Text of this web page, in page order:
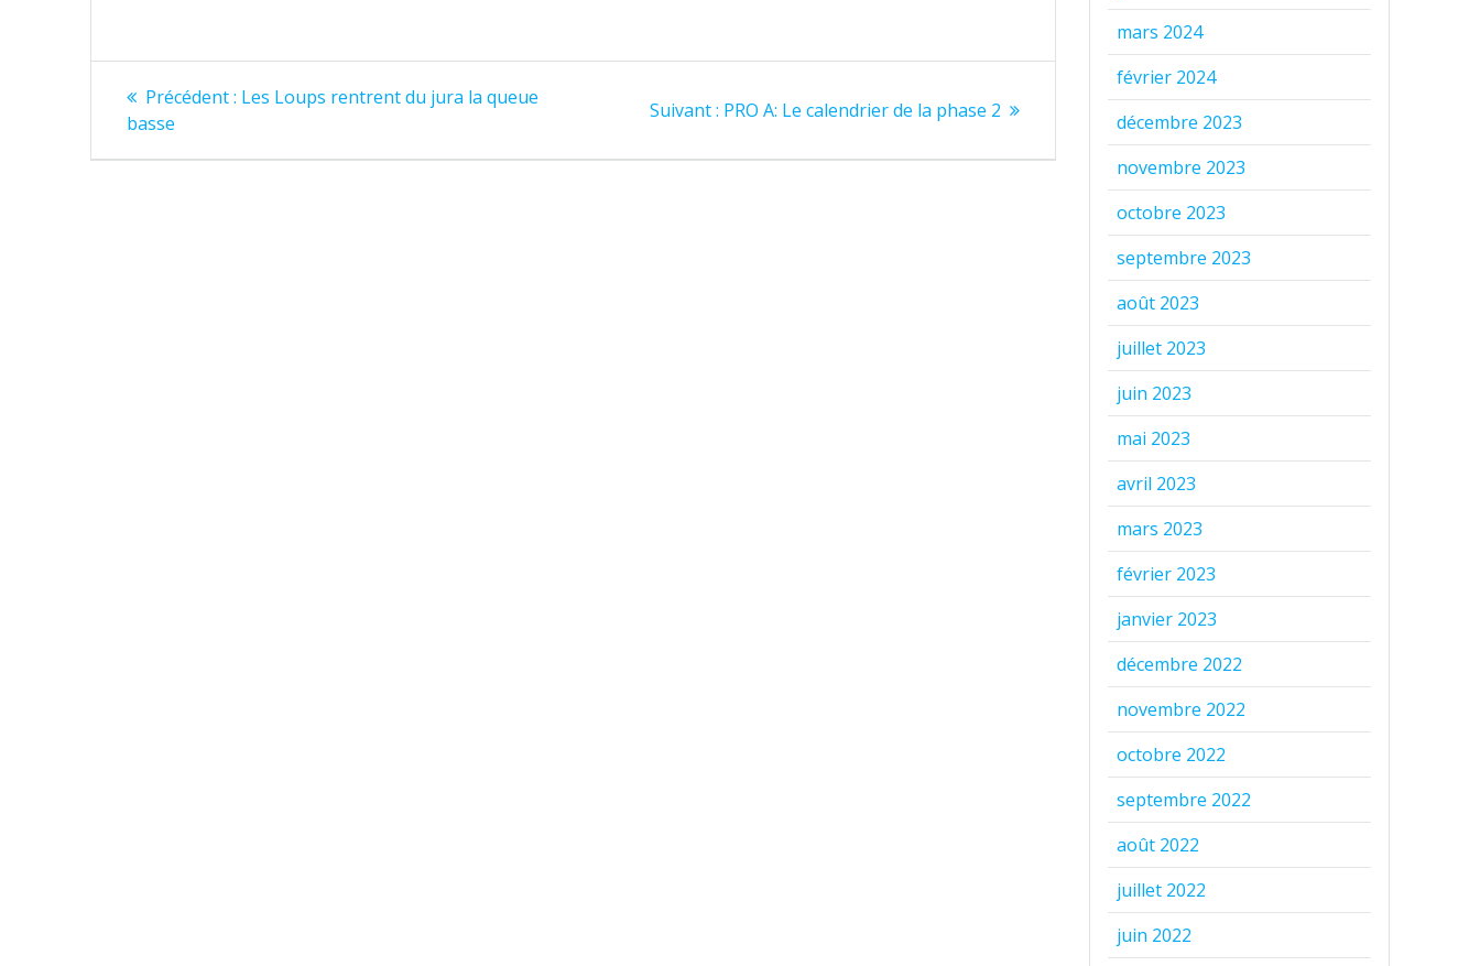
Navigation
de
Précédent : Article
Les Loups rentrent du jura la queue
basse
Suivant : Article
:
PRO A: Le calendrier de la phase 2
mars 2024
février 2024
décembre 2023
novembre 2023
octobre 2023
septembre 2023
août 2023
juillet 2023
juin 2023
mai 2023
avril 2023
mars 2023
février 2023
janvier 2023
décembre 2022
novembre 2022
octobre 2022
septembre 2022
août 2022
juillet 2022
juin 2022